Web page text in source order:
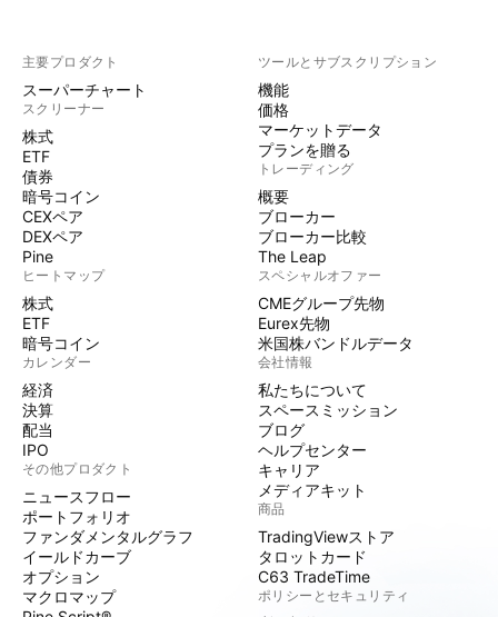
主要プロダクト
スーパーチャート
スクリーナー
株式
ETF
債券
暗号コイン
CEXペア
DEXペア
Pine
ヒートマップ
株式
ETF
暗号コイン
カレンダー
経済
決算
配当
IPO
その他プロダクト
ニュースフロー
ポートフォリオ
ファンダメンタルグラフ
イールドカーブ
オプション
マクロマップ
ツールとサブスクリプション
機能
価格
マーケットデータ
プランを贈る
トレーディング
概要
ブローカー
ブローカー比較
The Leap
スペシャルオファー
CMEグループ先物
Eurex先物
米国株バンドルデータ
会社情報
私たちについて
スペースミッション
ブログ
ヘルプセンター
キャリア
メディアキット
商品
TradingViewストア
タロットカード
C63 TradeTime
ポリシーとセキュリティ